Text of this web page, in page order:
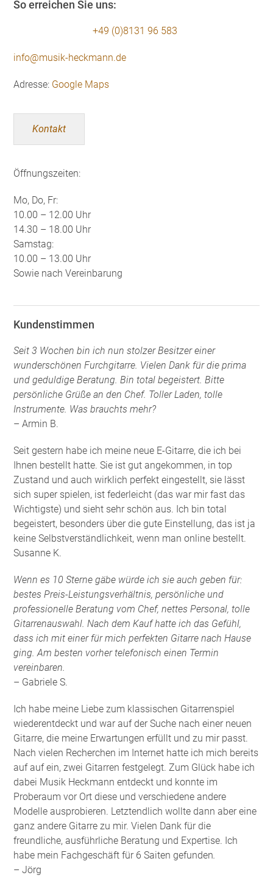
So erreichen Sie uns:
+49 (0)8131 96 583
info@musik-heckmann.de
Adresse: Google Maps
Kontakt
Öffnungszeiten:
Mo, Do, Fr:
10.00 – 12.00 Uhr
14.30 – 18.00 Uhr
Samstag:
10.00 – 13.00 Uhr
Sowie nach Vereinbarung
Kundenstimmen
Seit 3 Wochen bin ich nun stolzer Besitzer einer
wunderschönen Furchgitarre. Vielen Dank für die prima
und geduldige Beratung. Bin total begeistert. Bitte
persönliche Grüße an den Chef. Toller Laden, tolle
Instrumente. Was brauchts mehr?
– Armin B.
Seit gestern habe ich meine neue E-Gitarre, die ich bei
Ihnen bestellt hatte. Sie ist gut angekommen, in top
Zustand und auch wirklich perfekt eingestellt, sie lässt
sich super spielen, ist federleicht (das war mir fast das
Wichtigste) und sieht sehr schön aus. Ich bin total
begeistert, besonders über die gute Einstellung, das ist ja
keine Selbstverständlichkeit, wenn man online bestellt.
Susanne K.
Wenn es 10 Sterne gäbe würde ich sie auch geben für:
bestes Preis-Leistungsverhältnis, persönliche und
professionelle Beratung vom Chef, nettes Personal, tolle
Gitarrenauswahl. Nach dem Kauf hatte ich das Gefühl,
dass ich mit einer für mich perfekten Gitarre nach Hause
ging. Am besten vorher telefonisch einen Termin
vereinbaren.
– Gabriele S.
Ich habe meine Liebe zum klassischen Gitarrenspiel
wiederentdeckt und war auf der Suche nach einer neuen
Gitarre, die meine Erwartungen erfüllt und zu mir passt.
Nach vielen Recherchen im Internet hatte ich mich bereits
auf auf ein, zwei Gitarren festgelegt. Zum Glück habe ich
dabei Musik Heckmann entdeckt und konnte im
Proberaum vor Ort diese und verschiedene andere
Modelle ausprobieren. Letztendlich wollte dann aber eine
ganz andere Gitarre zu mir. Vielen Dank für die
freundliche, ausführliche Beratung und Expertise. Ich
habe mein Fachgeschäft für 6 Saiten gefunden
– Jörg